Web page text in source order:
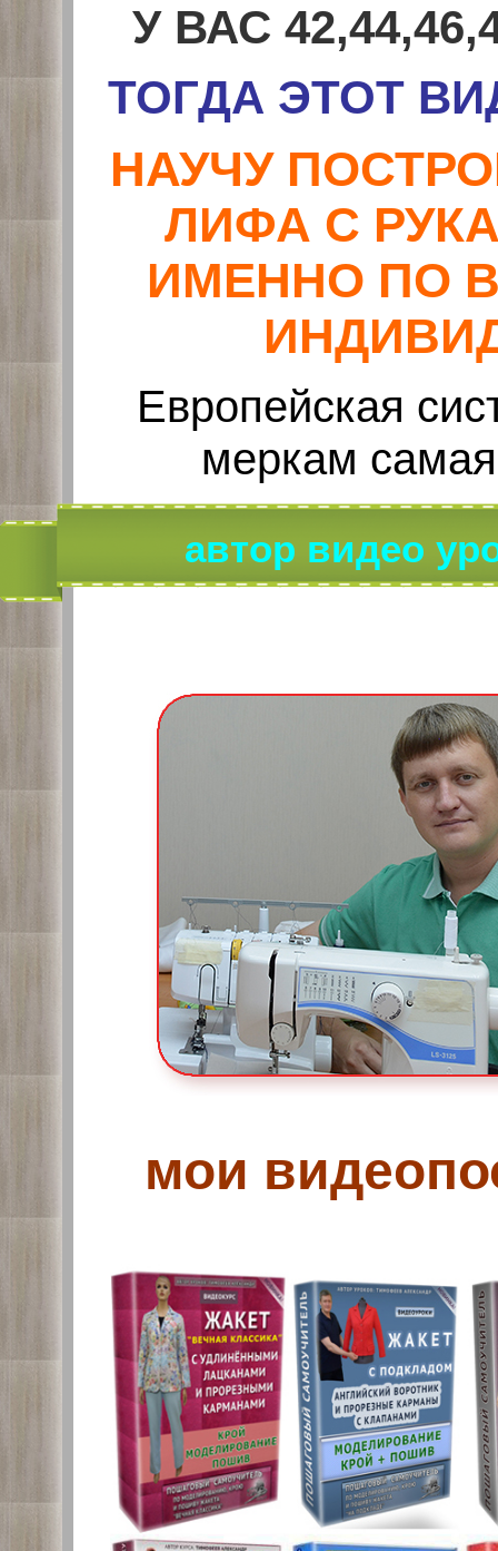
У ВАС
ТОГДА ЭТОТ
НАУЧУ
ЛИФА С
ИМЕННО ПО
Европейская
меркам
автор видео
мои